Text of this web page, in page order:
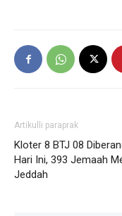
Artikulli paraprak
Kloter 8 BTJ 08
Hari Ini, 393 Jemaah
Jeddah